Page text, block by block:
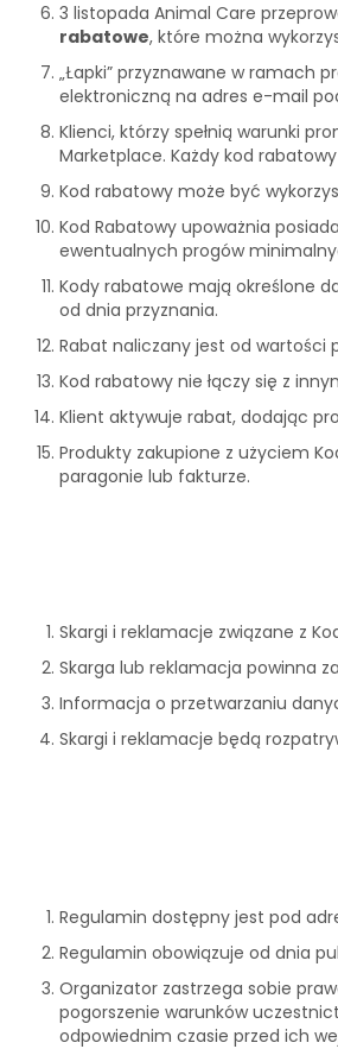
3 listopada Animal Care
rabatowe, które można
„Łapki” przyznawane w ramach
elektroniczną na adres e-mail
Klienci, którzy spełnią warunki
Marketplace. Każdy kod
Kod rabatowy może być
Kod Rabatowy upoważnia
ewentualnych progów
Kody rabatowe mają określone
od dnia przyznania.
Rabat naliczany jest od wartości
Kod rabatowy nie łączy się z
Klient aktywuje rabat, dodając
Produkty zakupione z użyciem
paragonie lub fakturze.
Skargi i reklamacje związane z
Skarga lub reklamacja powinna
Informacja o przetwarzaniu
Skargi i reklamacje będą
Regulamin dostępny jest pod
Regulamin obowiązuje od dnia
Organizator zastrzega sobie
pogorszenie warunków
odpowiednim czasie przed ich